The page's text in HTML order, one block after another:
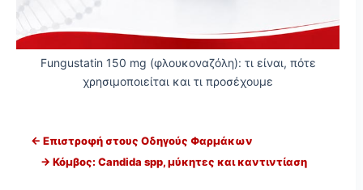
Fungustatin 150 mg (φλουκοναζόλη): τι είναι, πότε
χρησιμοποιείται και τι προσέχουμε
← Επιστροφή στους Οδηγούς Φαρμάκων
→ Κόμβος: Candida spp, μύκητες και καντιντίαση